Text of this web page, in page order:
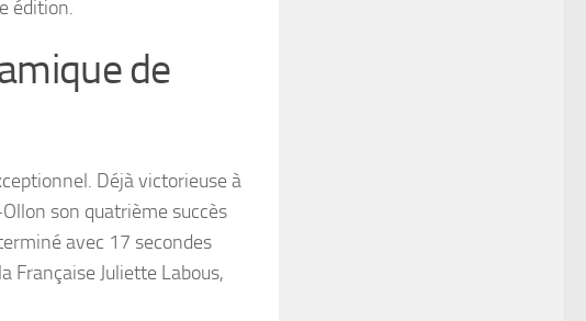
édition.
de
Déjà victorieuse à
son quatrième succès
avec 17 secondes
Française Juliette Labous,